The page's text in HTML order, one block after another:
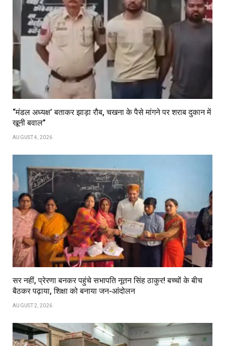
“मंडल अध्यक्ष’ बताकर झाड़ा रौब, चखना के पैसे मांगने पर शराब दुकान में
खूनी बवाल”
AUGUST 4, 2026
सर नहीं, प्रेरणा बनकर पहुंचे सभापति नूतन सिंह ठाकुर! बच्चों के बीच
बैठकर पढ़ाया, शिक्षा को बनाया जन-आंदोलन
AUGUST 2, 2026